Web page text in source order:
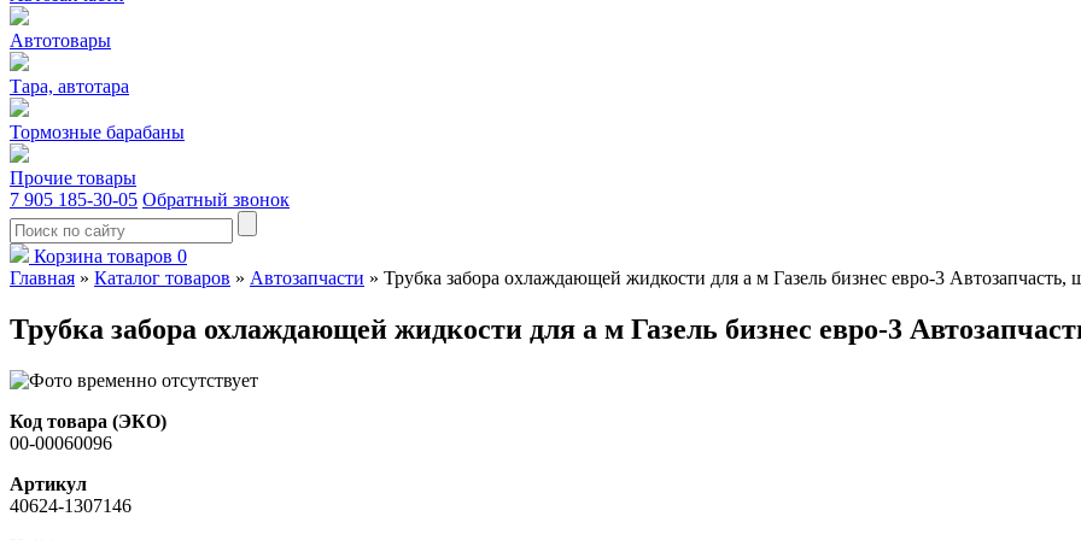
Автотовары
Тара, автотара
Тормозные барабаны
Прочие товары
7 905 185-30-05 Обратный звонок
Корзина товаров 0
Главная » Каталог товаров » Автозапчасти » Трубка забора охлаждающей жидкости для а м Газель бизнес евро-3 Автозапчасть,
Трубка забора охлаждающей жидкости для а м Газель бизнес евро-3
Код товара (ЭКО)
00-00060096
Артикул
40624-1307146